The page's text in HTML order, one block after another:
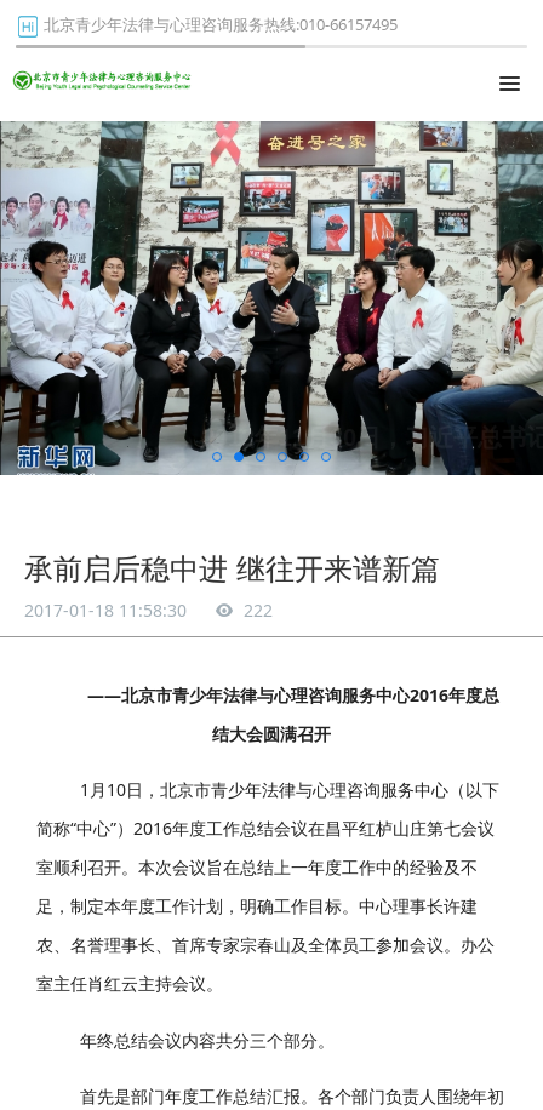
北京青少年法律与心理咨询服务热线:010-66157495
承前启后稳中进 继往开来谱新篇
2017-01-18 11:58:30 222
——北京市青少年法律与心理咨询服务中心2016年度总
结大会圆满召开
1月10日，北京市青少年法律与心理咨询服务中心（以下
简称“中心”）2016年度工作总结会议在昌平红栌山庄第七会议
室顺利召开。本次会议旨在总结上一年度工作中的经验及不
足，制定本年度工作计划，明确工作目标。中心理事长许建
农、名誉理事长、首席专家宗春山及全体员工参加会议。办公
室主任肖红云主持会议。
年终总结会议内容共分三个部分。
首先是部门年度工作总结汇报。各个部门负责人围绕年初